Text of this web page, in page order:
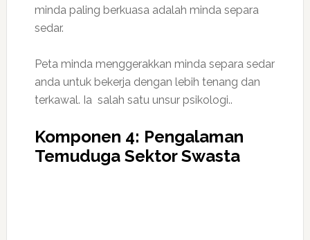
minda paling berkuasa adalah minda separa
sedar.
Peta minda menggerakkan minda separa sedar
anda untuk bekerja dengan lebih tenang dan
terkawal. Ia salah satu unsur psikologi..
Komponen 4: Pengalaman
Temuduga Sektor Swasta